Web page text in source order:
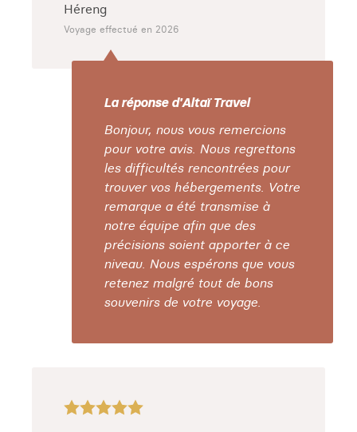
Héreng
Voyage effectué en 2026
La réponse d'Altaï Travel
Bonjour, nous vous remercions
pour votre avis. Nous regrettons
les difficultés rencontrées pour
trouver vos hébergements. Votre
remarque a été transmise à
notre équipe afin que des
précisions soient apporter à ce
niveau. Nous espérons que vous
retenez malgré tout de bons
souvenirs de votre voyage.